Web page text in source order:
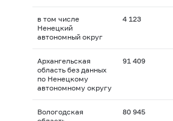
в том числе
Ненецкий
автономный округ
4 123
Архангельская
область без данных
по Ненецкому
автономному округу
91 409
Вологодская
80 945